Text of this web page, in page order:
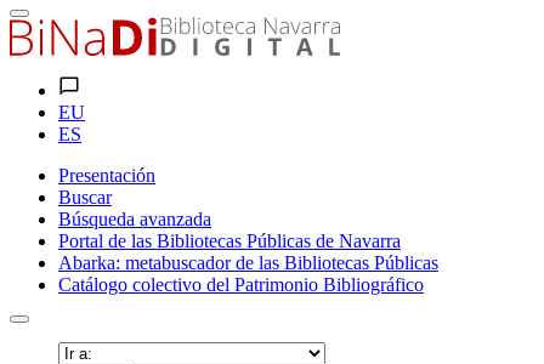
EU
ES
Presentación
Buscar
Búsqueda avanzada
Portal de las Bibliotecas Públicas de Navarra
Abarka: metabuscador de las Bibliotecas Públicas
Catálogo colectivo del Patrimonio Bibliográfico